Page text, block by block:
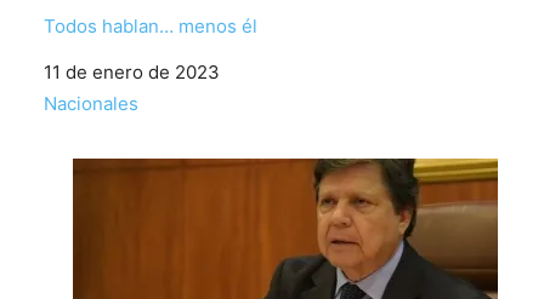
Todos hablan… menos él
Fecha
11 de enero de 2023
Respecto a
Nacionales